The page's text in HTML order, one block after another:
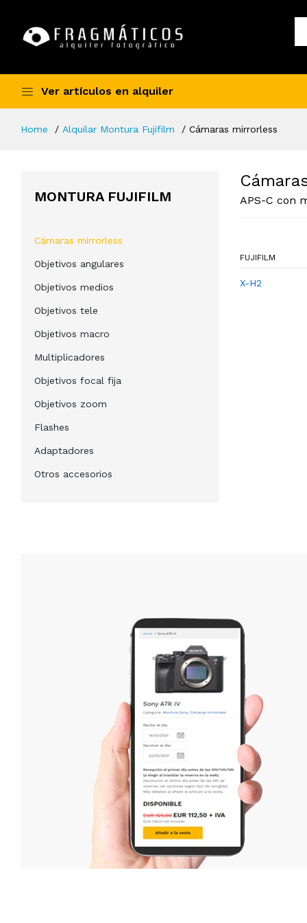
Ver artículos en alquiler
Home Alquilar Montura Fujifilm Cámaras mirrorless
MONTURA FUJIFILM
Cámaras mirrorless
Objetivos angulares
Objetivos medios
Objetivos tele
Objetivos macro
Multiplicadores
Objetivos focal fija
Objetivos zoom
Flashes
Adaptadores
Otros accesorios
APS-C con
FUJIFILM
X-H2